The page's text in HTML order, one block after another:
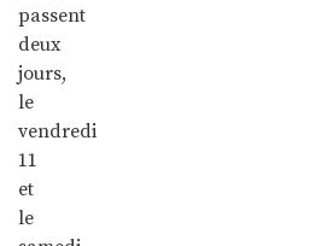
passent
deux
jours,
le
vendredi
11
et
le